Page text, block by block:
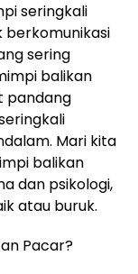
seringkali
berkomunikasi
sering
balikan
pandang
Mari kita
balikan
dan psikologi,
atau buruk.
Pacar?